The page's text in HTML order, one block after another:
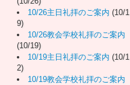
10/26主日礼拝のご案内 (10/1
9)
10/26教会学校礼拝のご案内
(10/19)
10/19主日礼拝のご案内 (10/1
2)
10/19教会学校礼拝のご案内